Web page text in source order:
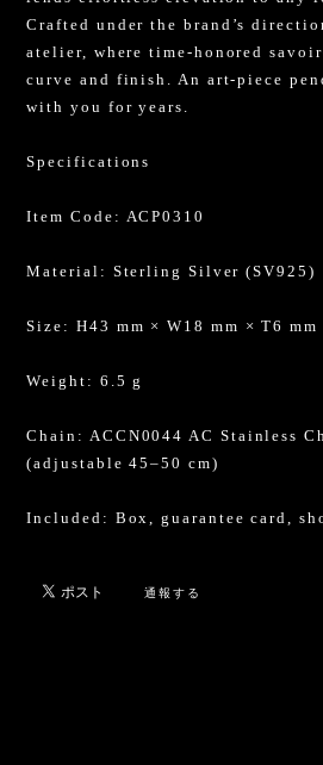
Crafted under the brand’s
atelier, where time-honored
curve and finish. An art-piece
with you for years.
Specifications
Item Code: ACP0310
Material: Sterling Silver (SV925)
Size: H43 mm × W18 mm × T6 mm
Weight: 6.5 g
Chain: ACCN0044 AC Stainless
(adjustable 45–50 cm)
Included: Box, guarantee card,
通報する